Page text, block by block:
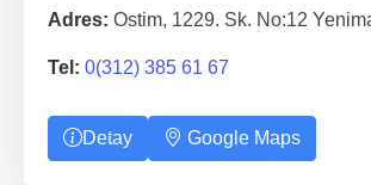
Adres: Ostim, 1229. Sk. No:12
Tel: 0(312) 385 61 67
Detay Google Maps